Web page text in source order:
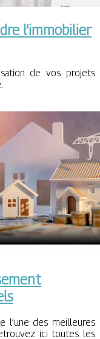
l’immobilier
de vos projets
l’une des meilleures
ici toutes les